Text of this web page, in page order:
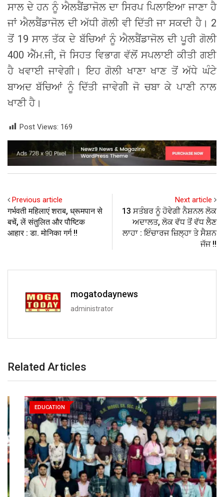
ਸਾਲ ਦੇ ਹਨ ਨੂੰ ਐਲਬੈਂਡਾਜੋਲ ਦਾ ਸਿਰਪ ਪਿਲਾਇਆ ਜਾਣਾ ਹੈ
ਜਾਂ ਐਲਬੈਂਡਾਜੋਲ ਦੀ ਅੱਧੀ ਗੋਲੀ ਵੀ ਦਿੱਤੀ ਜਾ ਸਕਦੀ ਹੈ। 2
ਤੋਂ 19 ਸਾਲ ਤੱਕ ਦੇ ਬੱਚਿਆਂ ਨੂੰ ਐਲਬੈਂਡਾਜੋਲ ਦੀ ਪੂਰੀ ਗੋਲੀ
400 ਐੱਮ.ਜੀ, ਜੋ ਸਿਹਤ ਵਿਭਾਗ ਵੱਲੋਂ ਸਪਲਾਈ ਕੀਤੀ ਗਈ
ਹੈ ਖਵਾਈ ਜਾਵੇਗੀ। ਇਹ ਗੋਲੀ ਖਾਣਾ ਖਾਣ ਤੋਂ ਅੱਧੇ ਘੰਟੇ
ਬਾਅਦ ਬੱਚਿਆਂ ਨੂੰ ਦਿੱਤੀ ਜਾਵੇਗੀੇ ਜੋ ਚਬਾ ਕੇ ਪਾਣੀ ਨਾਲ
ਖਾਣੀ ਹੈ।
Post Views: 169
Previous article
गर्भवती महिलाएं शराब, ध्रूमपान से
बचें, लें संतुलित और पौष्टिक
आहार : डा. मोनिका गर्ग !!
Next article
13 ਸਤੰਬਰ ਨੂੰ ਹੋਵੇਗੀ ਨੈਸ਼ਨਲ ਲੋਕ
ਅਦਾਲਤ, ਲੋਕ ਵੱਧ ਤੋਂ ਵੱਧ ਲੈਣ
ਲਾਹਾ : ਇੰਚਾਰਜ ਜ਼ਿਲ੍ਹਾ ਤੇ ਸੈਸ਼ਨ
ਜੱਜ !!
mogatodaynews
administrator
Related Articles
EDUCATION